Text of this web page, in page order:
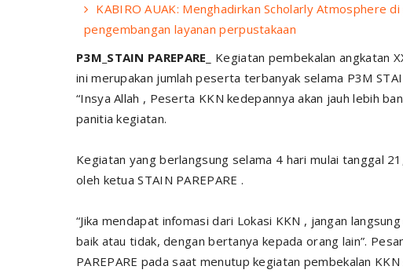
KABIRO AUAK: Menghadirkan Scholarly Atmosphere
pengembangan layanan perpustakaan
P3M_STAIN PAREPARE _ Kegiatan pembekalan angkatan
ini merupakan jumlah peserta terbanyak selama P3M
“Insya Allah , Peserta KKN kedepannya akan jauh lebih
panitia kegiatan.
Kegiatan yang berlangsung selama 4 hari mulai tanggal
oleh ketua STAIN PAREPARE .
“Jika mendapat infomasi dari Lokasi KKN , jangan
baik atau tidak, dengan bertanya kepada orang lain”.
PAREPARE pada saat menutup kegiatan pembekalan KKN